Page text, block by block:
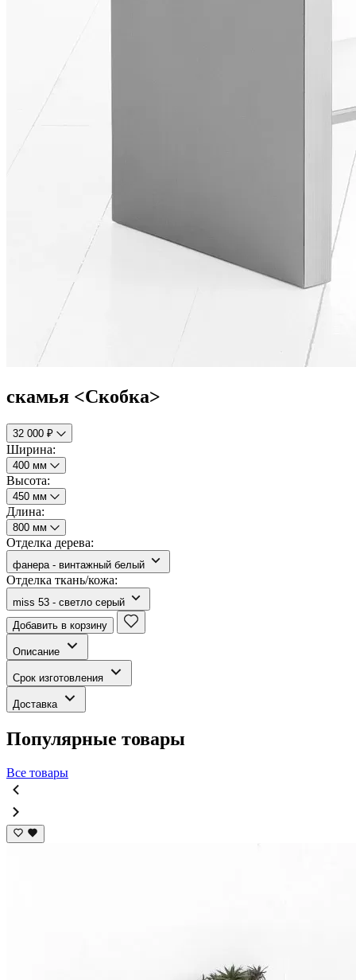
скамья <Скобка>
32 000 ₽
Ширина:
400 мм
Высота:
450 мм
Длина:
800 мм
Отделка дерева:
фанера - винтажный белый
Отделка ткань/кожа:
miss 53 - светло серый
Добавить в корзину
Описание
Срок изготовления
Доставка
Популярные товары
Все товары